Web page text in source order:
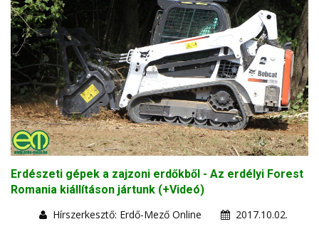
Erdészeti gépek a zajzoni erdőkből - Az erdélyi Forest
Romania kiállításon jártunk (+Videó)
Hírszerkesztő: Erdő-Mező Online
2017.10.02.